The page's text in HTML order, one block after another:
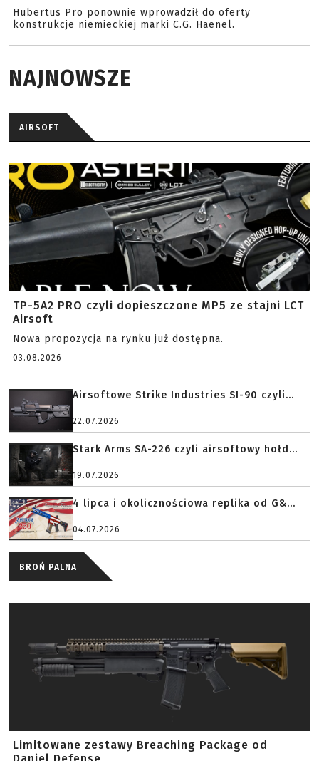
Hubertus Pro ponownie wprowadził do oferty
konstrukcje niemieckiej marki C.G. Haenel.
NAJNOWSZE
AIRSOFT
TP-5A2 PRO czyli dopieszczone MP5 ze stajni LCT
Airsoft
Nowa propozycja na rynku już dostępna.
03.08.2026
Airsoftowe Strike Industries SI-90 czyli...
22.07.2026
Stark Arms SA-226 czyli airsoftowy hołd...
19.07.2026
4 lipca i okolicznościowa replika od G&...
04.07.2026
BROŃ PALNA
Limitowane zestawy Breaching Package od